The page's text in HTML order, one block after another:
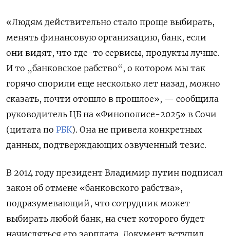
«Людям действительно стало проще выбирать,
менять финансовую организацию, банк, если
они видят, что где-то сервисы, продукты лучше.
И то „банковское рабство“, о котором мы так
горячо спорили еще несколько лет назад, можно
сказать, почти отошло в прошлое», — сообщила
руководитель ЦБ на «Финополисе-2025» в Сочи
(цитата по РБК). Она не привела конкретных
данных, подтверждающих озвученный тезис.
В 2014 году президент Владимир путин подписал
закон об отмене «банковского рабства»,
подразумевающий, что сотрудник может
выбирать любой банк, на счет которого будет
начисляться его зарплата. Документ вступил